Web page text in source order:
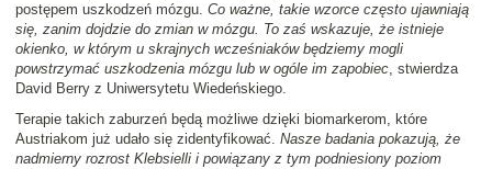
postępem uszkodzeń mózgu. Co ważne, takie wzorce często ujawniają
się, zanim dojdzie do zmian w mózgu. To zaś wskazuje, że istnieje
okienko, w którym u skrajnych wcześniaków będziemy mogli
powstrzymać uszkodzenia mózgu lub w ogóle im zapobiec, stwierdza
David Berry z Uniwersytetu Wiedeńskiego.
Terapie takich zaburzeń będą możliwe dzięki biomarkerom, które
Austriakom już udało się zidentyfikować. Nasze badania pokazują, że
nadmierny rozrost Klebsielli i powiązany z tym podniesiony poziom